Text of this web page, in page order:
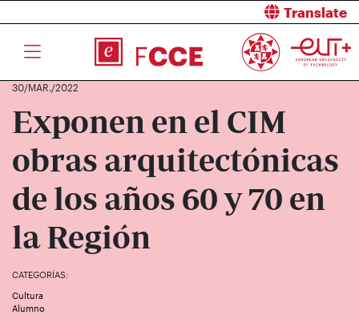
Translate
30/MAR./2022
Exponen en el CIM
obras arquitectónicas
de los años 60 y 70 en
la Región
CATEGORÍAS:
Cultura
Alumno